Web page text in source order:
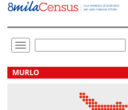
Vai
direttamente
Toggle
navigation
.
MURLO